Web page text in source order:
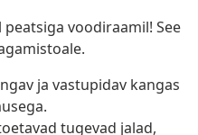
voodiraamil! See
ja vastupidav kangas
tugevad jalad,